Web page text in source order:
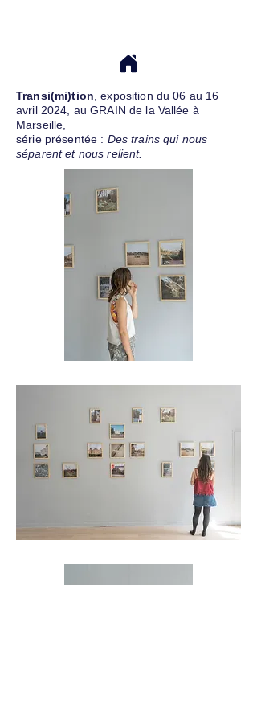
Transi(mi)tion , exposition du 06 au 16
avril 2024, au GRAIN de la Vallée à
Marseille,
série présentée : Des trains qui nous
séparent et nous relient.